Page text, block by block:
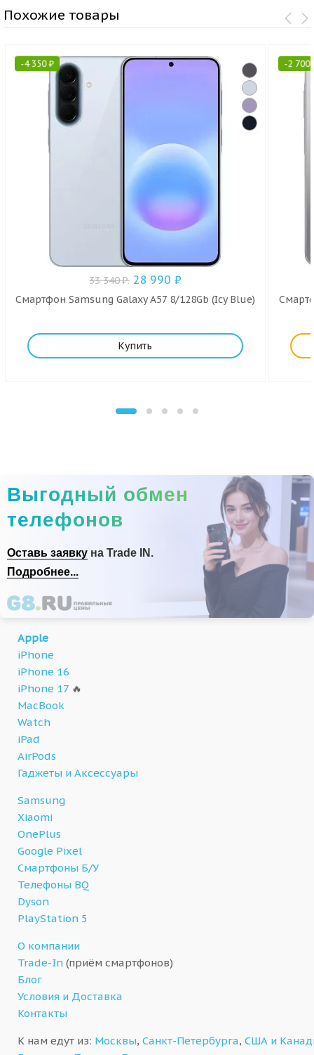
Похожие товары
-4 350₽
33 340₽. 28 990 ₽
Смартфон Samsung Galaxy A57 8/128Gb (Icy Blue)
Купить
-2 700
Выгодный обмен
телефонов
Оставь заявку на Trade IN.
Подробнее...
Apple
iPhone
iPhone 16
iPhone 17 🔥
MacBook
Watch
iPad
AirPods
Гаджеты и Аксессуары
Samsung
Xiaomi
OnePlus
Google Pixel
Смартфоны Б/У
Телефоны BQ
Dyson
PlayStation 5
О компании
Trade-In (приём смартфонов)
Блог
Условия и Доставка
Контакты
К нам едут из: Москвы, Санкт-Петербурга, США и